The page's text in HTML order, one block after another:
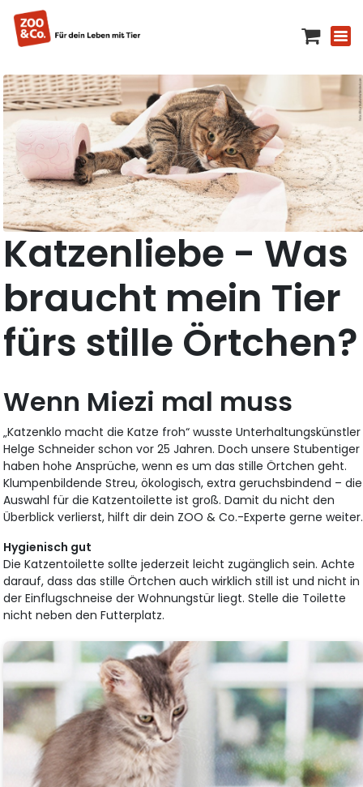
Katzenliebe - Was
braucht mein Tier
fürs stille Örtchen?
Wenn Miezi mal muss
„Katzenklo macht die Katze froh“ wusste Unterhaltungskünstler
Helge Schneider schon vor 25 Jahren. Doch unsere Stubentiger
haben hohe Ansprüche, wenn es um das stille Örtchen geht.
Klumpenbildende Streu, ökologisch, extra geruchsbindend – die
Auswahl für die Katzentoilette ist groß. Damit du nicht den
Überblick verlierst, hilft dir dein ZOO & Co.-Experte gerne weiter.
Hygienisch gut
Die Katzentoilette sollte jederzeit leicht zugänglich sein. Achte
darauf, dass das stille Örtchen auch wirklich still ist und nicht in
der Einflugschneise der Wohnungstür liegt. Stelle die Toilette
nicht neben den Futterplatz.